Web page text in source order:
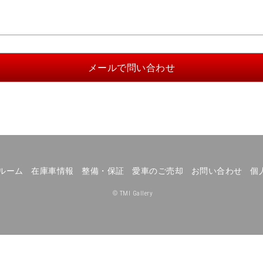
ーム 在庫車情報 整備・保証 愛車のご売却 お問い合わせ 個
© TMI Gallery